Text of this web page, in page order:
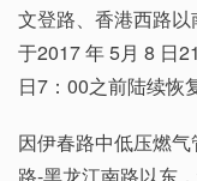
文登路、香港西路
于2017 年 5月 8 日
日7：00之前陆续恢
因伊春路中低压燃
路-黑龙江南路以东